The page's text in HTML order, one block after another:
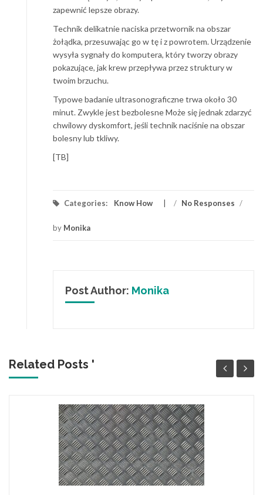
zapewnić lepsze obrazy.
Technik delikatnie naciska przetwornik na obszar
żołądka, przesuwając go w tę i z powrotem. Urządzenie
wysyła sygnały do ​​komputera, który tworzy obrazy
pokazujące, jak krew przepływa przez struktury w
twoim brzuchu.
Typowe badanie ultrasonograficzne trwa około 30
minut. Zwykle jest bezbolesne Może się jednak zdarzyć
chwilowy dyskomfort, jeśli technik naciśnie na obszar
bolesny lub tkliwy.
[TB]
Categories: Know How / No Responses /
by Monika
Post Author: Monika
Related Posts '